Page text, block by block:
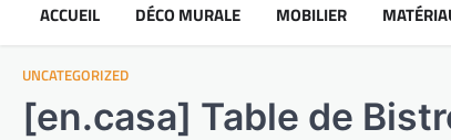
ACCUEIL DÉCO MURALE MOBILIER
UNCATEGORIZED
[en.casa] Table de